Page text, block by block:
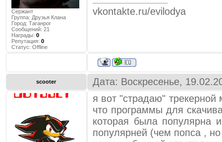
Сержант
Группа: Друзья Клана
Город: Таганрог
Сообщений: 21
Награды: 0
Репутация: 0
Статус: Offline
vkontakte.ru/evilodya
scooter Дата: Воскресенье,
я вот "страдаю"
что программы для
которая была популярна
популярней (чем попса ,